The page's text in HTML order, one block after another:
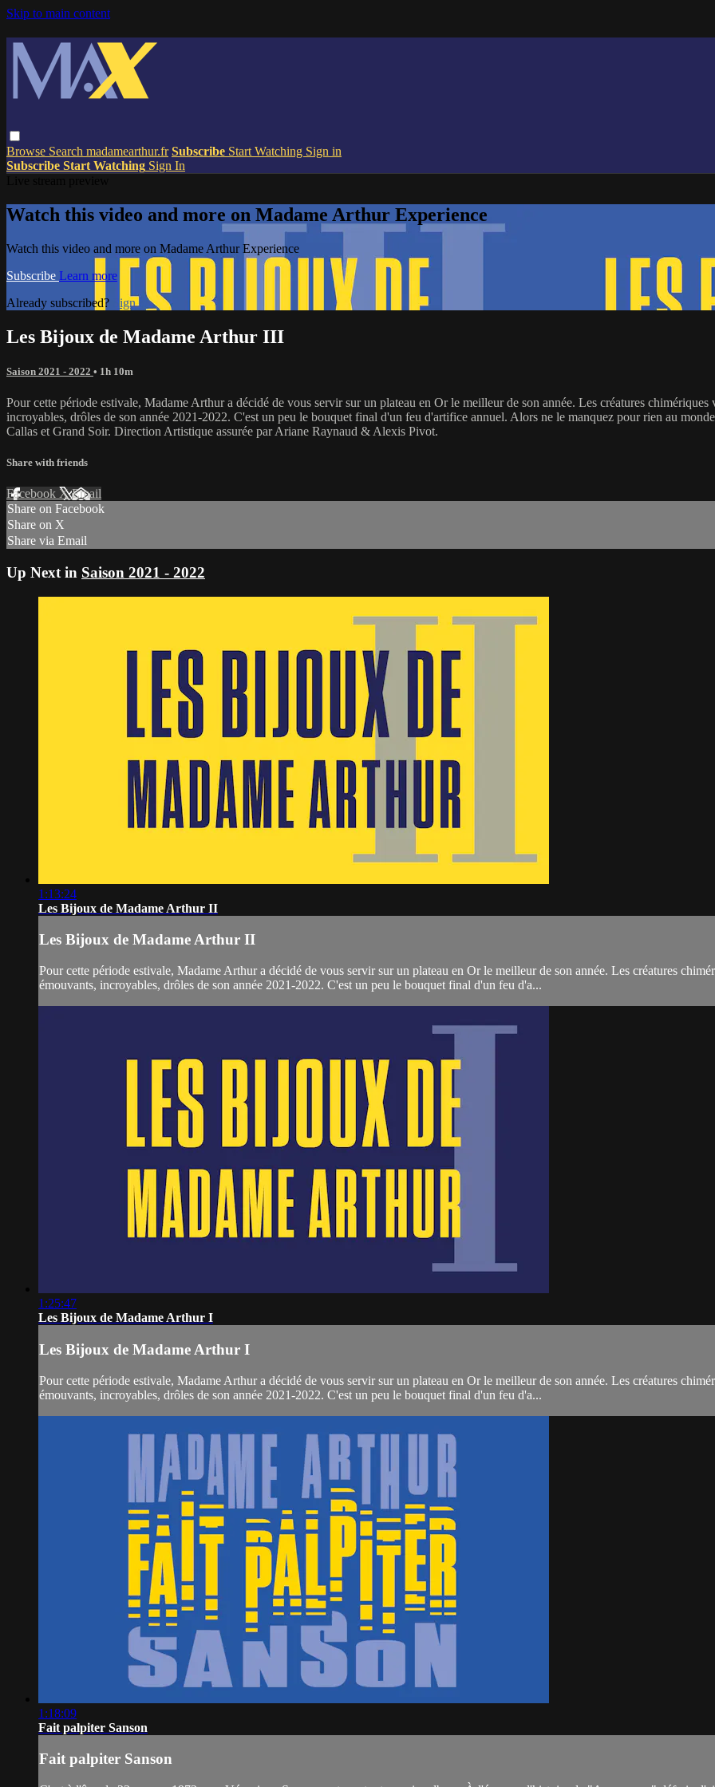
Skip to main content
Browse Search madamearthur.fr Subscribe Start Watching Sign in
Subscribe Start Watching Sign In
Watch this video and more on Madame Arthur Experience
Watch this video and more on Madame Arthur Experience
Subscribe Learn more
Already subscribed?
Sign in
Les Bijoux de Madame Arthur III
Saison 2021 - 2022 • 1h 10m
Pour cette période estivale, Madame Arthur a décidé de vous servir sur un plateau en Or le meilleur de son année. Les créatures
incroyables, drôles de son année 2021-2022. C'est un peu le bouquet final d'un feu d'artifice annuel. Alors ne le manquez pour rien au
Callas et Grand Soir. Direction Artistique assurée par Ariane Raynaud & Alexis Pivot.
Share with friends
Facebook XEmail
Share on Facebook
Share on X
Share via Email
Up Next in Saison 2021 - 2022
1:13:24
Les Bijoux de Madame Arthur II
Les Bijoux de Madame Arthur II
Pour cette période estivale, Madame Arthur a décidé de vous servir sur un plateau en Or le meilleur de son année. Les créatures
émouvants, incroyables, drôles de son année 2021-2022. C'est un peu le bouquet final d'un feu d'a...
1:25:47
Les Bijoux de Madame Arthur I
Les Bijoux de Madame Arthur I
Pour cette période estivale, Madame Arthur a décidé de vous servir sur un plateau en Or le meilleur de son année. Les créatures
émouvants, incroyables, drôles de son année 2021-2022. C'est un peu le bouquet final d'un feu d'a...
1:18:09
Fait palpiter Sanson
Fait palpiter Sanson